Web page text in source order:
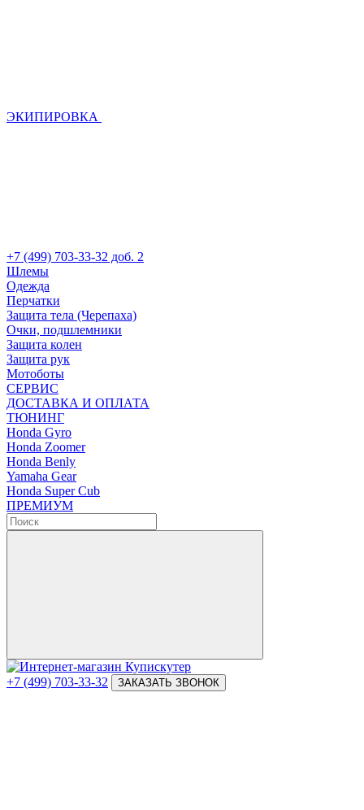
ЭКИПИРОВКА
+7 (499) 703-33-32 доб. 2
Шлемы
Одежда
Перчатки
Защита тела (Черепаха)
Очки, подшлемники
Защита колен
Защита рук
Мотоботы
СЕРВИС
ДОСТАВКА И ОПЛАТА
ТЮНИНГ
Honda Gyro
Honda Zoomer
Honda Benly
Yamaha Gear
Honda Super Cub
ПРЕМИУМ
+7 (499) 703-33-32 ЗАКАЗАТЬ ЗВОНОК